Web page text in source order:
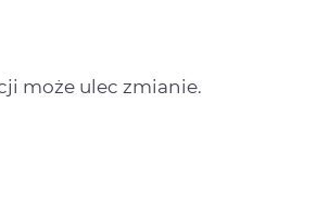
może ulec zmianie.